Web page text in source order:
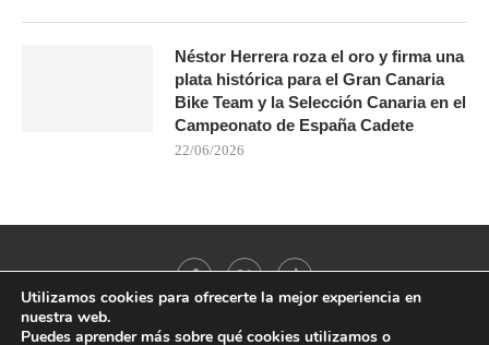
Néstor Herrera roza el oro y firma una
plata histórica para el Gran Canaria
Bike Team y la Selección Canaria en el
Campeonato de España Cadete
22/06/2026
Utilizamos cookies para ofrecerte la mejor experiencia en
nuestra web.
Puedes aprender más sobre qué cookies utilizamos o